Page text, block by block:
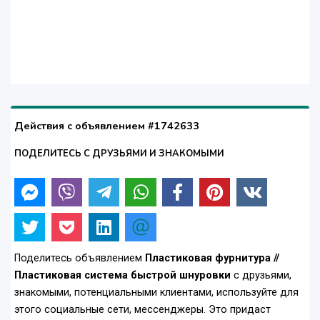
Действия с объявлением #1742633
ПОДЕЛИТЕСЬ С ДРУЗЬЯМИ И ЗНАКОМЫМИ
Поделитесь объявлением Пластиковая фурнитура //
Пластиковая система быстрой шнуровки с друзьями,
знакомыми, потенциальными клиентами, используйте для
этого социальные сети, мессенджеры. Это придаст